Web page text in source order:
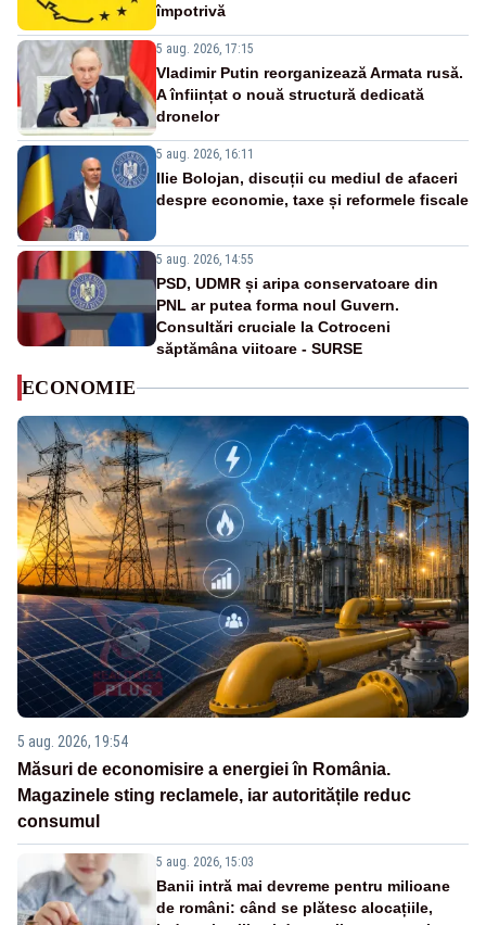
împotrivă
5 aug. 2026, 17:15
Vladimir Putin reorganizează Armata rusă.
A înființat o nouă structură dedicată
dronelor
5 aug. 2026, 16:11
Ilie Bolojan, discuții cu mediul de afaceri
despre economie, taxe și reformele fiscale
5 aug. 2026, 14:55
PSD, UDMR și aripa conservatoare din
PNL ar putea forma noul Guvern.
Consultări cruciale la Cotroceni
săptămâna viitoare - SURSE
ECONOMIE
5 aug. 2026, 19:54
Măsuri de economisire a energiei în România.
Magazinele sting reclamele, iar autoritățile reduc
consumul
5 aug. 2026, 15:03
Banii intră mai devreme pentru milioane
de români: când se plătesc alocațiile,